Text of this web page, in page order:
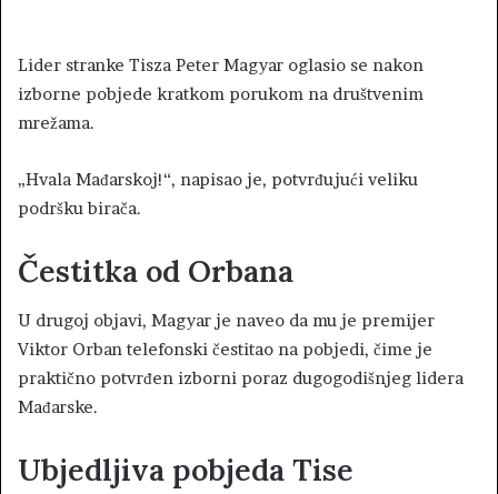
Lider stranke Tisza Peter Magyar oglasio se nakon
izborne pobjede kratkom porukom na društvenim
mrežama.
„Hvala Mađarskoj!“, napisao je, potvrđujući veliku
podršku birača.
Čestitka od Orbana
U drugoj objavi, Magyar je naveo da mu je premijer
Viktor Orban telefonski čestitao na pobjedi, čime je
praktično potvrđen izborni poraz dugogodišnjeg lidera
Mađarske.
Ubjedljiva pobjeda Tise